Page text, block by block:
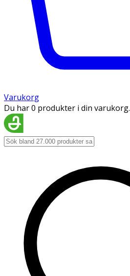
Varukorg
Du har 0 produkter i din varukorg.